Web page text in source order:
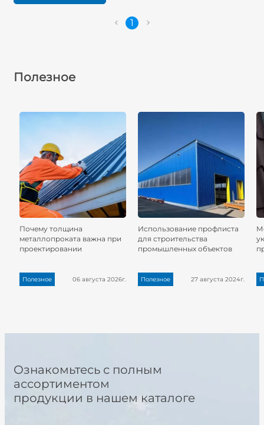
1
Полезное
Почему толщина
металлопроката важна при
проектировании
Полезное 06 августа 2026г.
Использование профлиста
для строительства
промышленных объектов
Полезное 27 августа 2024г.
Ознакомьтесь с полным
ассортиментом
продукции в нашем каталоге